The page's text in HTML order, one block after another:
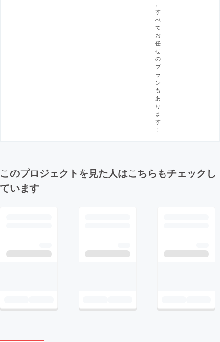
す
べ
て
お
任
せ
の
プ
ラ
ン
も
あ
り
ま
す
！
このプロジェクトを見た人はこちらもチェックし
ています